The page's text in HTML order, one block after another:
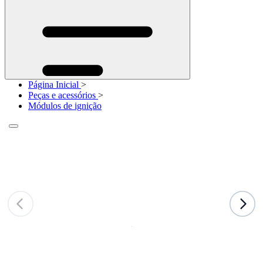
Página Inicial >
Peças e acessórios >
Módulos de ignição